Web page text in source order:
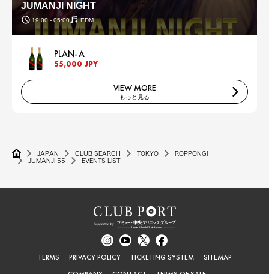
JUMANJI NIGHT
19:00 - 05:00 EDM
PLAN-A
55,000 JPY
VIEW MORE
もっと見る
JAPAN CLUB SEARCH TOKYO
ROPPONGI
JUMANJI 55
EVENTS LIST
TERMS PRIVACY POLICY TICKETING SYSTEM
SITEMAP